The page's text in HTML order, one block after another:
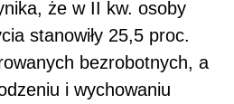
że w II kw. osoby
stanowiły 25,5 proc.
bezrobotnych, a
i wychowaniu